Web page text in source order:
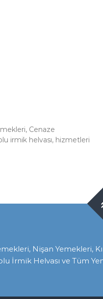
Cenaze
irmik helvası, hizmetleri
Nişan Yemekleri,
İrmik Helvası ve Tüm